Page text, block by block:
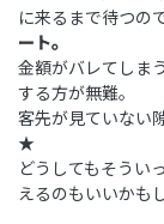
に来るまで待つの
ート。
金額がバレてしま
する方が無難。
客先が見ていない
★
どうしてもそうい
えるのもいいかも